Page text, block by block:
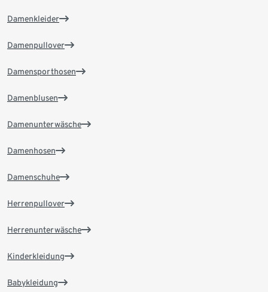
Damenkleider
Damenpullover
Damensporthosen
Damenblusen
Damenunterwäsche
Damenhosen
Damenschuhe
Herrenpullover
Herrenunterwäsche
Kinderkleidung
Babykleidung